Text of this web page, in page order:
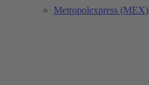
Metropolexpress (MEX)